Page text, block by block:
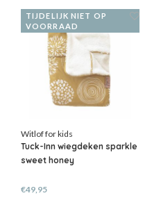
TIJDELIJK NIET OP
VOORRAAD
Witlof for kids
Tuck-Inn wiegdeken sparkle
sweet honey
€49,95